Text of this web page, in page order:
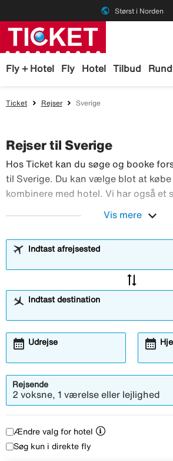
public Størst i Norden
Fly + Hotel Fly Hotel Tilbud
Ticket Rejser Sverige
Rejser til Sverige
Hos Ticket kan du søge og booke
til Sverige. Du kan vælge blot at
kombinere med hotel. Vi har også et
der sker noget.
Vis mere expand_more
Indtast afrejsested
sync_alt
Indtast destination
Udrejse
calendar_month calendar_month
Rejsende
2 voksne, 1 værelse eller lejlighed
Ændre valg for hotel
Søg kun i direkte fly